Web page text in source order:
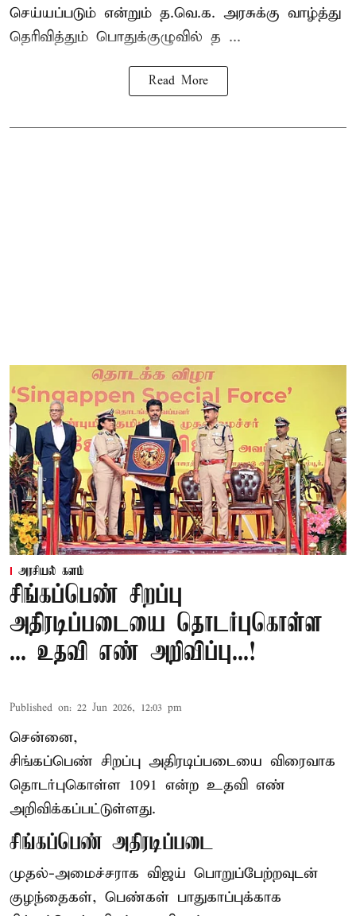
செய்யப்படும் என்றும் த.வெ.க. அரசுக்கு வாழ்த்து
தெரிவித்தும் பொதுக்குழுவில் த ...
Read More
அரசியல் களம்
சிங்கப்பெண் சிறப்பு
அதிரடிப்படையை தொடர்புகொள்ள
... உதவி எண் அறிவிப்பு...!
Published on: 22 Jun 2026, 12:03 pm
சென்னை,
சிங்கப்பெண் சிறப்பு அதிரடிப்படையை விரைவாக
தொடர்புகொள்ள 1091 என்ற உதவி எண்
அறிவிக்கப்பட்டுள்ளது.
சிங்கப்பெண் அதிரடிப்படை
முதல்-அமைச்சராக விஜய் பொறுப்பேற்றவுடன்
குழந்தைகள், பெண்கள் பாதுகாப்புக்காக